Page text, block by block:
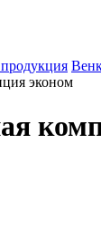
эконом